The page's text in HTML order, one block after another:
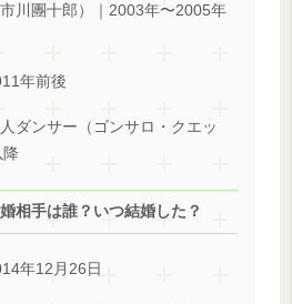
川團十郎）｜2003年〜2005年
年前後
ダンサー（ゴンサロ・クエッ
相手は誰？いつ結婚した？
年12月26日